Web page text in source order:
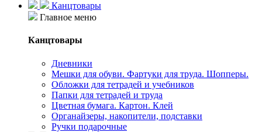
Канцтовары
Главное меню
Канцтовары
Дневники
Мешки для обуви. Фартуки для труда. Шопперы.
Обложки для тетрадей и учебников
Папки для тетрадей и труда
Цветная бумага. Картон. Клей
Органайзеры, накопители, подставки
Ручки подарочные